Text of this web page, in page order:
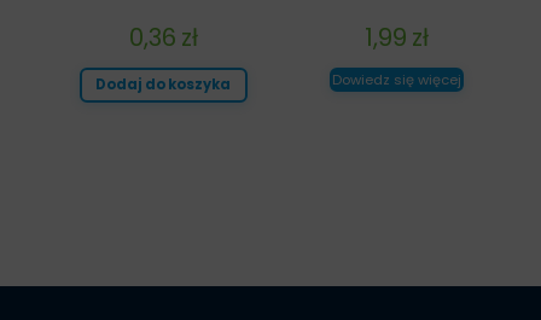
1,99 zł
Dowiedz się więcej
0,36 zł
Dodaj do koszyka